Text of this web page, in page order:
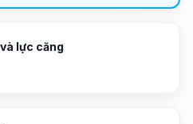
lực căng